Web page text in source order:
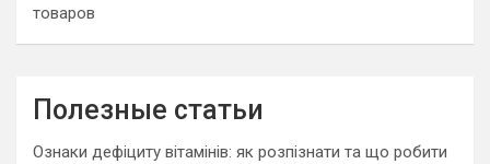
товаров
Полезные статьи
Ознаки дефіциту вітамінів: як розпізнати та що робити